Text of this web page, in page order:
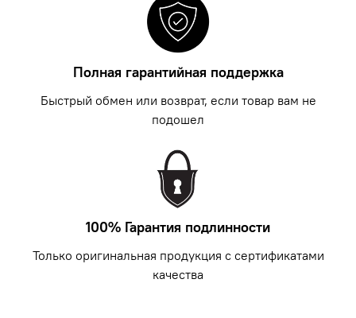
Полная гарантийная поддержка
Быстрый обмен или возврат, если товар вам не
подошел
100% Гарантия подлинности
Только оригинальная продукция с сертификатами
качества